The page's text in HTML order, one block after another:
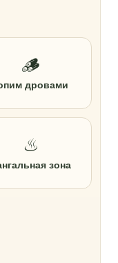
🪵
дровами
♨
зона